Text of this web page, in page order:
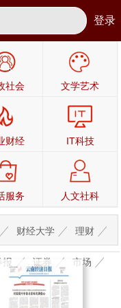
登录
社会 文学艺术
财经 IT科技
服务 人文社科
财经大学 理财
报 证券 市场